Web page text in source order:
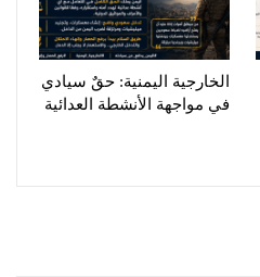
الخارجية اليمنية: حقٌ سيادي
في مواجهة الأنشطة العدائية